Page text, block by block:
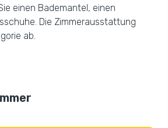
einen Bademantel, einen
Die Zimmerausstattung
ab.